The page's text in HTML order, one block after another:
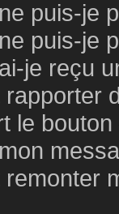
puis-je
puis-je
je reçu
rapporter
le